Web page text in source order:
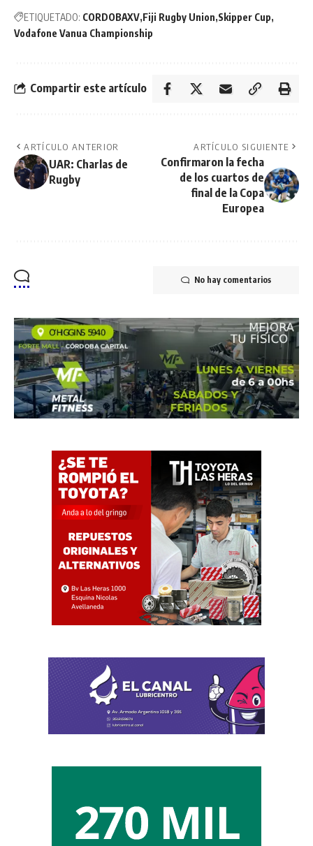
ETIQUETADO: CORDOBAXV Fiji Rugby Union Skipper Cup
Vodafone Vanua Championship
Compartir este artículo
ARTÍCULO ANTERIOR
UAR: Charlas de
Rugby
ARTÍCULO SIGUIENTE
Confirmaron la fecha
de los cuartos de
final de la Copa
Europea
No hay comentarios